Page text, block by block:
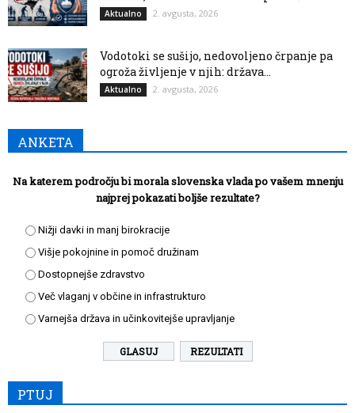
Aktualno 2. avgusta, 2026
Vodotoki se sušijo, nedovoljeno črpanje pa
ogroža življenje v njih: država...
Aktualno 2. avgusta, 2026
ANKETA
Na katerem področju bi morala slovenska vlada po vašem mnenju
najprej pokazati boljše rezultate?
Nižji davki in manj birokracije
Višje pokojnine in pomoč družinam
Dostopnejše zdravstvo
Več vlaganj v občine in infrastrukturo
Varnejša država in učinkovitejše upravljanje
REZULTATI
PTUJ